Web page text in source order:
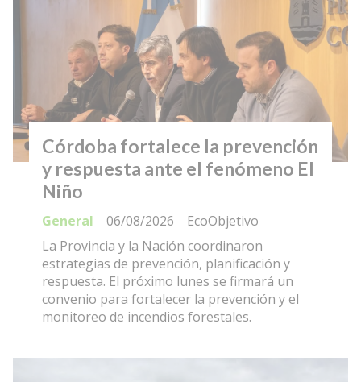
Córdoba fortalece la prevención
y respuesta ante el fenómeno El
Niño
EcoObjetivo
General
06/08/2026
La Provincia y la Nación coordinaron
estrategias de prevención, planificación y
respuesta. El próximo lunes se firmará un
convenio para fortalecer la prevención y el
monitoreo de incendios forestales.